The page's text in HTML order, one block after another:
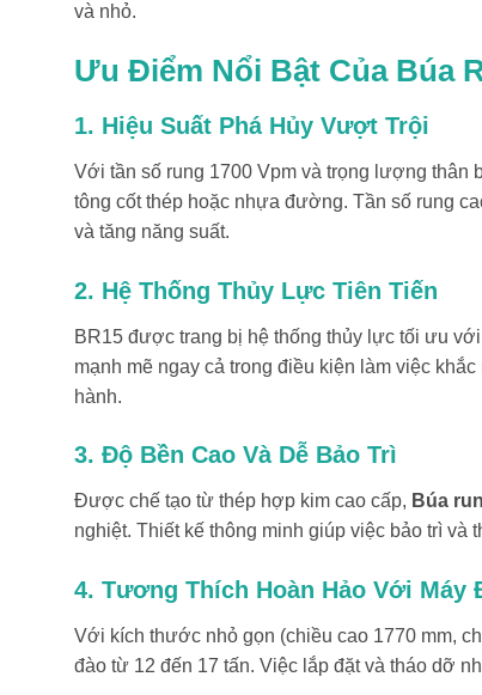
và nhỏ.
Ưu Điểm Nổi Bật Của Búa
1. Hiệu Suất Phá Hủy Vượt Trội
Với tần số rung 1700 Vpm và trọng lượng thân
tông cốt thép hoặc nhựa đường. Tần số rung
và tăng năng suất.
2. Hệ Thống Thủy Lực Tiên Tiến
BR15 được trang bị hệ thống thủy lực tối ưu
mạnh mẽ ngay cả trong điều kiện làm việc
hành.
3. Độ Bền Cao Và Dễ Bảo Trì
Được chế tạo từ thép hợp kim cao cấp, Búa
nghiệt. Thiết kế thông minh giúp việc bảo trì
4. Tương Thích Hoàn Hảo Với Máy
Với kích thước nhỏ gọn (chiều cao 1770 mm,
đào từ 12 đến 17 tấn. Việc lắp đặt và tháo dỡ